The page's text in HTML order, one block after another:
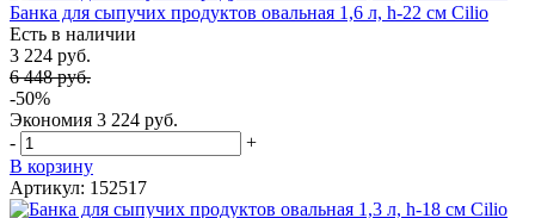
Банка для сыпучих продуктов овальная 1,6 л, h-22 см Cilio
Есть в наличии
3 224 руб.
6 448 руб.
-50%
Экономия 3 224 руб.
-
+
В корзину
Артикул: 152517